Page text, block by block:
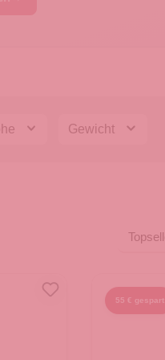
Gewicht
55 € gespart